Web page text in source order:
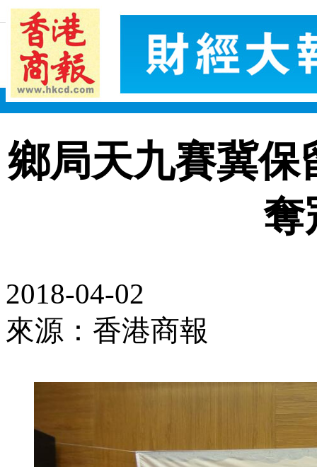
鄉局天九賽冀保
奪
2018-04-02
來源：香港商報